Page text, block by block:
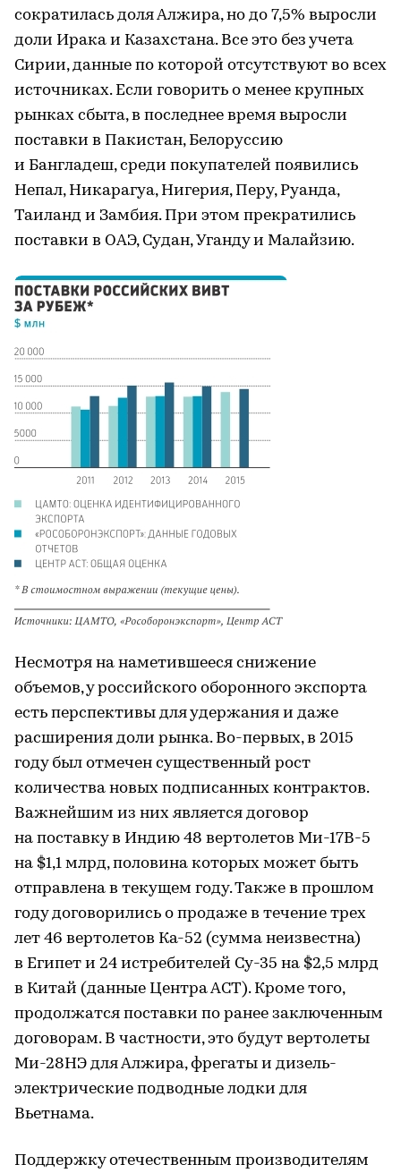
сократилась доля Алжира, но до 7,5% выросли
доли Ирака и Казахстана. Все это без учета
Сирии, данные по которой отсутствуют во всех
источниках. Если говорить о менее крупных
рынках сбыта, в последнее время выросли
поставки в Пакистан, Белоруссию
и Бангладеш, среди покупателей появились
Непал, Никарагуа, Нигерия, Перу, Руанда,
Таиланд и Замбия. При этом прекратились
поставки в ОАЭ, Судан, Уганду и Малайзию.
Несмотря на наметившееся снижение
объемов, у российского оборонного экспорта
есть перспективы для удержания и даже
расширения доли рынка. Во-первых, в 2015
году был отмечен существенный рост
количества новых подписанных контрактов.
Важнейшим из них является договор
на поставку в Индию 48 вертолетов Ми-17В-5
на $1,1 млрд, половина которых может быть
отправлена в текущем году. Также в прошлом
году договорились о продаже в течение трех
лет 46 вертолетов Ка-52 (сумма неизвестна)
в Египет и 24 истребителей Су-35 на $2,5 млрд
в Китай (данные Центра АСТ). Кроме того,
продолжатся поставки по ранее заключенным
договорам. В частности, это будут вертолеты
Ми-28НЭ для Алжира, фрегаты и дизель-
электрические подводные лодки для
Вьетнама.
Поддержку отечественным производителям